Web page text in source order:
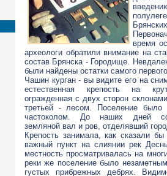
время
археологи обратили внимание на
состав Брянска - Городище.
были найдены остатки самого
Чашин курган - вы видите его на
естественная крепость на
огражденная с двух сторон
третьей - лесом. Поселение было
частоколом. До наших дней
земляной вал и ров, отделявший
Крепость занимала, как сказали бы
важный пункт на слиянии рек
местность просматривалась на
реки же поселение было
густых прибрежных дебрях.